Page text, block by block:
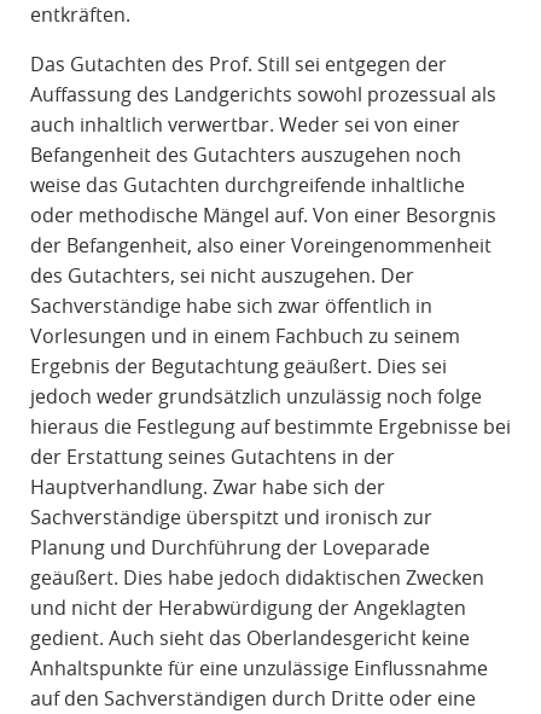
entkräften.
Das Gutachten des Prof. Still sei entgegen der
Auffassung des Landgerichts sowohl prozessual als
auch inhaltlich verwertbar. Weder sei von einer
Befangenheit des Gutachters auszugehen noch
weise das Gutachten durchgreifende inhaltliche
oder methodische Mängel auf. Von einer Besorgnis
der Befangenheit, also einer Voreingenommenheit
des Gutachters, sei nicht auszugehen. Der
Sachverständige habe sich zwar öffentlich in
Vorlesungen und in einem Fachbuch zu seinem
Ergebnis der Begutachtung geäußert. Dies sei
jedoch weder grundsätzlich unzulässig noch folge
hieraus die Festlegung auf bestimmte Ergebnisse bei
der Erstattung seines Gutachtens in der
Hauptverhandlung. Zwar habe sich der
Sachverständige überspitzt und ironisch zur
Planung und Durchführung der Loveparade
geäußert. Dies habe jedoch didaktischen Zwecken
und nicht der Herabwürdigung der Angeklagten
gedient. Auch sieht das Oberlandesgericht keine
Anhaltspunkte für eine unzulässige Einflussnahme
auf den Sachverständigen durch Dritte oder eine